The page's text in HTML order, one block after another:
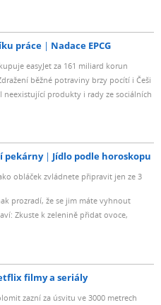
práce Nadace EPCG
easyJet za 161 miliard korun
běžné potraviny brzy pocítí i Češi
produkty i rady ze sociálních
pekárny Jídlo podle horoskopu
obláček zvládnete připravit jen ze 3
prozradí, že se jim máte vyhnout
Zkuste k zelenině přidat ovoce,
filmy a seriály
zazní za úsvitu ve 3000 metrech